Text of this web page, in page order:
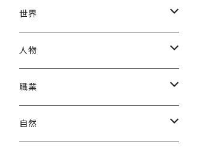
夏
秋
冬
出産・育児
母の日
中秋節
クリスマス
世界
ハワイアン
パリ
ロシアン
人物
赤ちゃん
女性
職業
医者
自然